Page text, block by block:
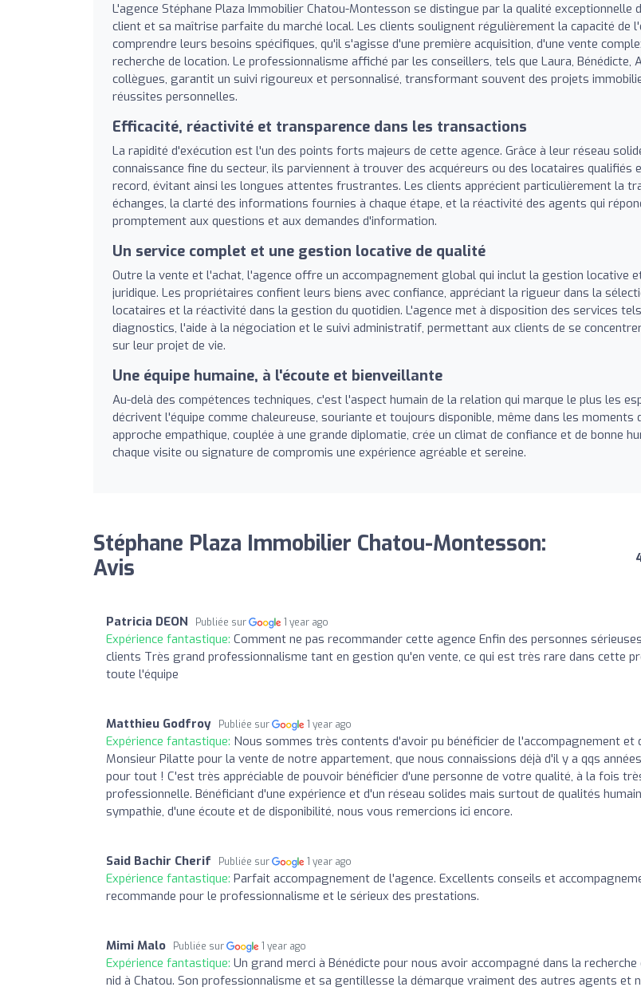
L'agence Stéphane Plaza Immobilier Chatou-Montesson se distingue par la qualité exceptionnelle
client et sa maîtrise parfaite du marché local. Les clients soulignent régulièrement la capacité de
comprendre leurs besoins spécifiques, qu'il s'agisse d'une première acquisition, d'une vente
recherche de location. Le professionnalisme affiché par les conseillers, tels que Laura, Bénédicte,
collègues, garantit un suivi rigoureux et personnalisé, transformant souvent des projets
réussites personnelles.
Efficacité, réactivité et transparence dans les transactions
La rapidité d'exécution est l'un des points forts majeurs de cette agence. Grâce à leur réseau
connaissance fine du secteur, ils parviennent à trouver des acquéreurs ou des locataires qualifiés
record, évitant ainsi les longues attentes frustrantes. Les clients apprécient particulièrement la
échanges, la clarté des informations fournies à chaque étape, et la réactivité des agents qui
promptement aux questions et aux demandes d'information.
Un service complet et une gestion locative de qualité
Outre la vente et l'achat, l'agence offre un accompagnement global qui inclut la gestion locative
juridique. Les propriétaires confient leurs biens avec confiance, appréciant la rigueur dans la
locataires et la réactivité dans la gestion du quotidien. L'agence met à disposition des services
diagnostics, l'aide à la négociation et le suivi administratif, permettant aux clients de se
sur leur projet de vie.
Une équipe humaine, à l'écoute et bienveillante
Au-delà des compétences techniques, c'est l'aspect humain de la relation qui marque le plus les
décrivent l'équipe comme chaleureuse, souriante et toujours disponible, même dans les moments
approche empathique, couplée à une grande diplomatie, crée un climat de confiance et de bonne
chaque visite ou signature de compromis une expérience agréable et sereine.
Stéphane Plaza Immobilier Chatou-Montesson:
Avis
Patricia DEON Publiée sur 1 year ago
Expérience fantastique: Comment ne pas recommander cette agence Enfin des personnes
clients Très grand professionnalisme tant en gestion qu'en vente, ce qui est très rare dans cette
toute l'équipe
Matthieu Godfroy Publiée sur 1 year ago
Expérience fantastique: Nous sommes très contents d'avoir pu bénéficier de l'accompagnement et
Monsieur Pilatte pour la vente de notre appartement, que nous connaissions déjà d'il y a qqs
pour tout ! C'est très appréciable de pouvoir bénéficier d'une personne de votre qualité, à la fois
professionnelle. Bénéficiant d'une expérience et d'un réseau solides mais surtout de qualités
sympathie, d'une écoute et de disponibilité, nous vous remercions ici encore.
Said Bachir Cherif Publiée sur 1 year ago
Expérience fantastique: Parfait accompagnement de l'agence. Excellents conseils et
recommande pour le professionnalisme et le sérieux des prestations.
Mimi Malo Publiée sur 1 year ago
Expérience fantastique: Un grand merci à Bénédicte pour nous avoir accompagné dans la
nid à Chatou. Son professionnalisme et sa gentillesse la démarque vraiment des autres agents et